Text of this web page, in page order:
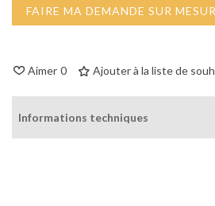
FAIRE MA DEMANDE SUR
Aimer 0 Ajouter à la liste de
Informations techniques